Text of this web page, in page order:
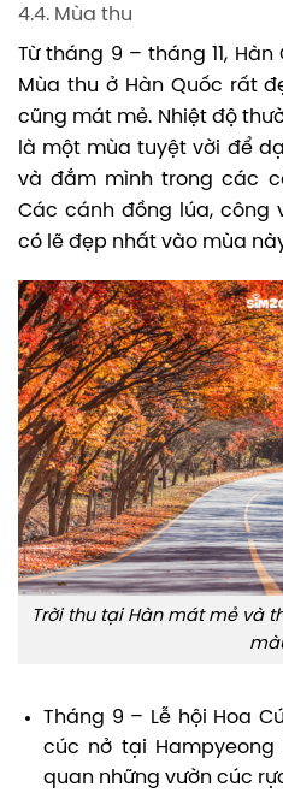
4.4. Mùa thu
Từ tháng 9 – tháng 11,
Mùa thu ở Hàn Quốc rất
cũng mát mẻ. Nhiệt độ
là một mùa tuyệt vời để
và đắm mình trong các
Các cánh đồng lúa, công
có lẽ đẹp nhất vào mùa
Trời thu tại Hàn mát mẻ và
Tháng 9 – Lễ hội Hoa
cúc nở tại
quan những vườn cúc